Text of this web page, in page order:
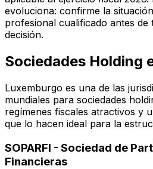
evoluciona: confirme la
profesional cualificado antes de
decisión.
Sociedades Holding
Luxemburgo es una de las
mundiales para sociedades
regímenes fiscales atractivos y
que lo hacen ideal para la
SOPARFI - Sociedad de
Financieras